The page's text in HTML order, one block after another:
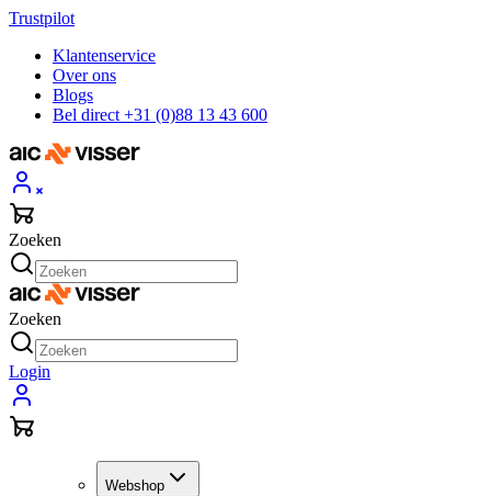
Trustpilot
Klantenservice
Over ons
Blogs
Bel direct +31 (0)88 13 43 600
Zoeken
Zoeken
Login
Webshop